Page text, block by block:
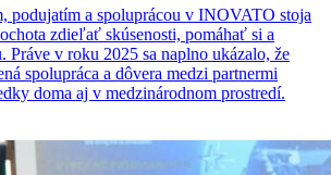
podujatím a spoluprácou v INOVATO stoja
zdieľať skúsenosti, pomáhať si a
Práve v roku 2025 sa naplno ukázalo, že
spolupráca a dôvera medzi partnermi
doma aj v medzinárodnom prostredí.